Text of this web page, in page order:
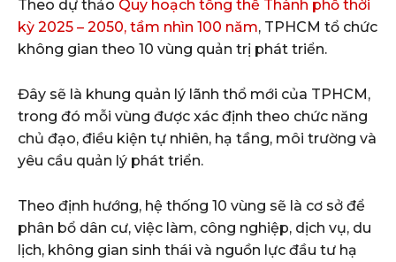
Theo dự thảo Quy hoạch tổng thể Thành phố thời
kỳ 2025 – 2050, tầm nhìn 100 năm, TPHCM tổ chức
không gian theo 10 vùng quản trị phát triển.
Đây sẽ là khung quản lý lãnh thổ mới của TPHCM,
trong đó mỗi vùng được xác định theo chức năng
chủ đạo, điều kiện tự nhiên, hạ tầng, môi trường và
yêu cầu quản lý phát triển.
Theo định hướng, hệ thống 10 vùng sẽ là cơ sở để
phân bổ dân cư, việc làm, công nghiệp, dịch vụ, du
lịch, không gian sinh thái và nguồn lực đầu tư hạ